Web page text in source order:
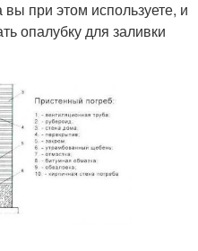
при этом используете, и
опалубку для заливки